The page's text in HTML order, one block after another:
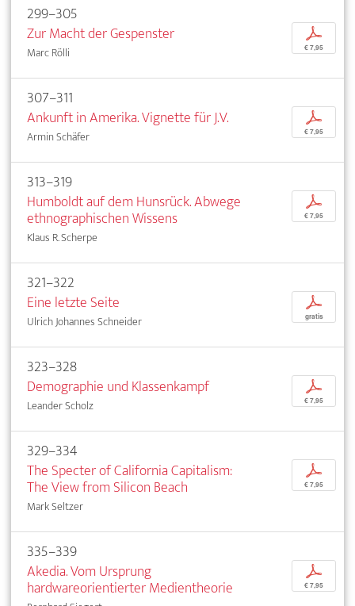
299–305
Zur Macht der Gespenster
Marc Rölli
p
€ 7,95
307–311
Ankunft in Amerika. Vignette für J.V.
Armin Schäfer
p
€ 7,95
313–319
Humboldt auf dem Hunsrück. Abwege
ethnographischen Wissens
Klaus R. Scherpe
p
€ 7,95
321–322
Eine letzte Seite
Ulrich Johannes Schneider
p
gratis
323–328
Demographie und Klassenkampf
Leander Scholz
p
€ 7,95
329–334
The Specter of California Capitalism:
The View from Silicon Beach
Mark Seltzer
p
€ 7,95
335–339
Akedia. Vom Ursprung
hardwareorientierter Medientheorie
p
€ 7,95